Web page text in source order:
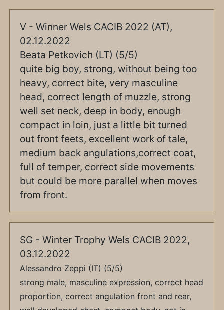
V - Winner Wels CACIB 2022 (AT),
02.12.2022
Beata Petkovich (LT) (5/5)
quite big boy, strong, without being too
heavy, correct bite, very masculine
head, correct length of muzzle, strong
well set neck, deep in body, enough
compact in loin, just a little bit turned
out front feets, excellent work of tale,
medium back angulations,correct coat,
full of temper, correct side movements
but could be more parallel when moves
from front.
SG - Winter Trophy Wels CACIB 2022,
03.12.2022
Alessandro Zeppi (IT) (5/5)
strong male, masculine expression, correct head
proportion, correct angulation front and rear,